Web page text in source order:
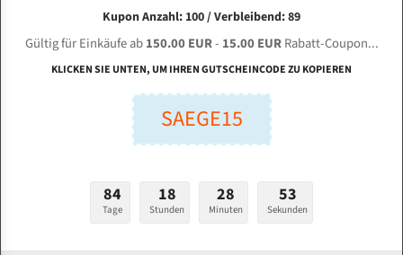
HENMA H - 7050 für 5450 mm Bi-Metall
Bandsägeblätter
Länge (mm):
Stärken + Zahnteilung:
mm
Bi-Metall Meterware
Fleischerei Bandsägeblätter
Bandmesser Glatt Meterware
Konvex Meterware
Kupon Anzahl: 100 / Verbleibend: 89
Gültig für Einkäufe ab150.00 EUR- 15.00 EURRabatt-Coupon...
KLICKEN SIE UNTEN, UM IHREN GUTSCHEINCODE ZU KOPIEREN
SAEGE15
84
Tage
18
Stunden
28
Minuten
52
Sekunden